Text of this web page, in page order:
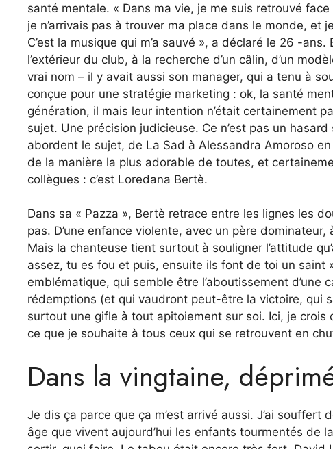
santé mentale. « Dans ma vie, je me suis retrouvé
je n’arrivais pas à trouver ma place dans le monde, et
C’est la musique qui m’a sauvé », a déclaré le 26 -
l’extérieur du club, à la recherche d’un câlin, d’un
vrai nom – il y avait aussi son manager, qui a tenu à
conçue pour une stratégie marketing : ok, la santé
génération, il mais leur intention n’était certainement
sujet. Une précision judicieuse. Ce n’est pas un
abordent le sujet, de La Sad à Alessandra Amoroso
de la manière la plus adorable de toutes, et
collègues : c’est Loredana Bertè.
Dans sa « Pazza », Bertè retrace entre les lignes les
pas. D’une enfance violente, avec un père
Mais la chanteuse tient surtout à souligner l’attitude
assez, tu es fou et puis, ensuite ils font de toi un
emblématique, qui semble être l’aboutissement
rédemptions (et qui vaudront peut-être la victoire, qui
surtout une gifle à tout apitoiement sur soi. Ici, je
ce que je souhaite à tous ceux qui se retrouvent en
Dans la vingtaine,
Je dis ça parce que ça m’est arrivé aussi. J’ai
âge que vivent aujourd’hui les enfants tourmentés de